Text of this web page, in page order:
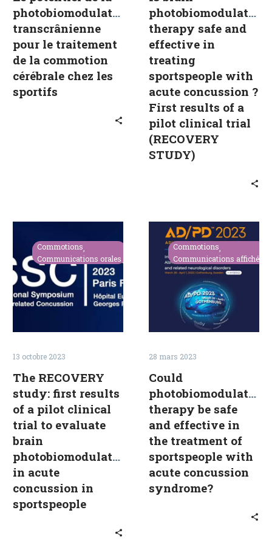
commotion
cérébrale
chez
les
sportifs
photobiomodulation
transcrânienne
pour le traitement
de la commotion
cérébrale chez les
sportifs
acute
concussion
?
results
of
a
pilot
clinical
photobiomodulation
therapy safe and
effective in
treating
sportspeople with
acute concussion ?
First results of a
pilot clinical trial
(RECOVERY
STUDY)
RECOVERY
study:
first
results
of
pilot
to
evaluate
brain
photobiomodulation
acute
in
sportspeople
Commotions
Communications orales
13 octobre 2023
The RECOVERY
study: first results
of a pilot clinical
trial to evaluate
brain
photobiomodulation
in acute
concussion in
sportspeople
Could
therapy
be
safe
and
effective
in
sportspeople
with
acute
concussion
syndrome?
Commotions
Communications affichées
28 mars 2023
Could
photobiomodulation
therapy be safe
and effective in
the treatment of
sportspeople with
acute concussion
syndrome?